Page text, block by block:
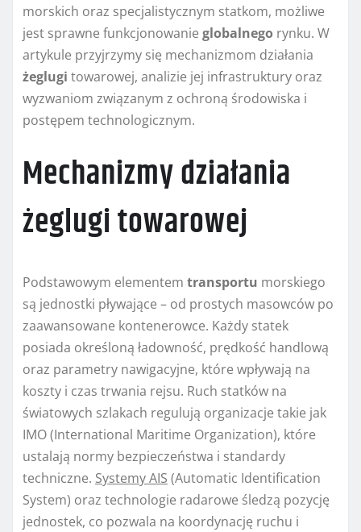
morskich oraz specjalistycznym statkom, możliwe
jest sprawne funkcjonowanie globalnego rynku. W
artykule przyjrzymy się mechanizmom działania
żeglugi towarowej, analizie jej infrastruktury oraz
wyzwaniom związanym z ochroną środowiska i
postępem technologicznym.
Mechanizmy działania
żeglugi towarowej
Podstawowym elementem transportu morskiego
są jednostki pływające – od prostych masowców po
zaawansowane kontenerowce. Każdy statek
posiada określoną ładowność, prędkość handlową
oraz parametry nawigacyjne, które wpływają na
koszty i czas trwania rejsu. Ruch statków na
światowych szlakach regulują organizacje takie jak
IMO (International Maritime Organization), które
ustalają normy bezpieczeństwa i standardy
techniczne. Systemy AIS (Automatic Identification
System) oraz technologie radarowe śledzą pozycję
jednostek, co pozwala na koordynację ruchu i